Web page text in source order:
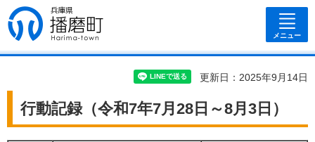
兵庫県 播磨
町
メニュー
更新日：2025年9月14日
行動記録（令和7年7月28日～8月3日）